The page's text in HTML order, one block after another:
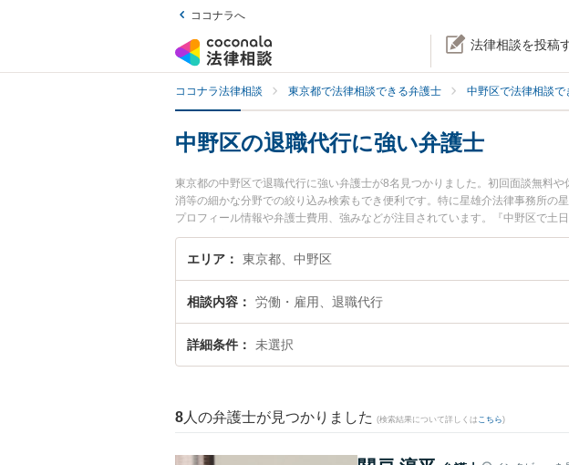
ココナラへ
法律相談を投稿
ココナラ法律相談 東京都で法律相談できる弁護士 中野区で法律相談で
中野区の退職代行に強い弁護士
東京都の中野区で退職代行に強い弁護士が8名見つかりました。初回面談無料
消等の細かな分野での絞り込み検索もでき便利です。特に星雄介法律事務所の
プロフィール情報や弁護士費用、強みなどが注目されています。『中野区で
の実績豊富な近くの弁護士を検索したい』『初回相談無料で退職代行を法律
エリア 東京都、中野区
相談内容 労働・雇用、退職代行
詳細条件 未選択
8 人の弁護士が見つかりました (検索結果について詳しくは こちら)